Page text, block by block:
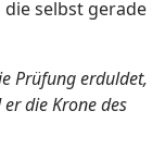
selbst gerade
Prüfung erduldet,
die Krone des